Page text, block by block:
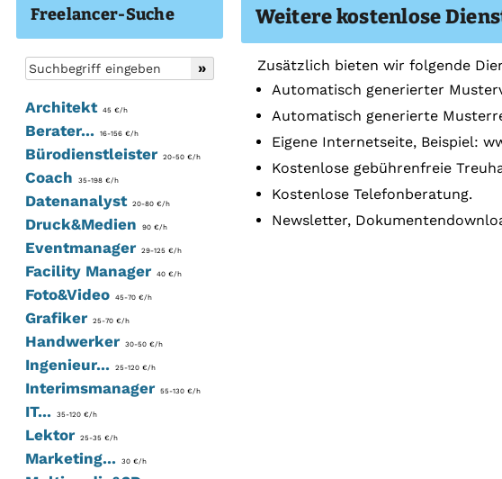
Freelancer-Suche
Architekt45 €/h
Berater...16-156 €/h
Bürodienstleister 20-50 €/h
Coach 35-198 €/h
Datenanalyst20-80 €/h
Druck&Medien 90 €/h
Eventmanager 29-125 €/h
Facility Manager 40 €/h
Foto&Video45-70 €/h
Grafiker 25-70 €/h
Handwerker 30-50 €/h
Ingenieur...25-120 €/h
Interimsmanager 55-130 €/h
IT...35-120 €/h
Lektor 25-35 €/h
Marketing...30 €/h
Weitere kostenlose
Zusätzlich bieten wir folgende
Automatisch generierter
Automatisch generierte
Eigene Internetseite, Beispiel:
Kostenlose gebührenfreie
Kostenlose Telefonberatung.
Newsletter,